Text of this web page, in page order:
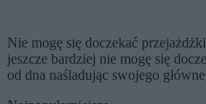
Nie mogę się doczekać
jeszcze bardziej nie mogę się
od dna naśladując swojego